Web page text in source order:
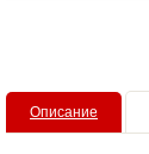
Описание